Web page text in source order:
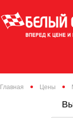
Главная Цены